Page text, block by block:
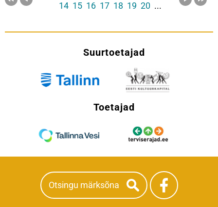
14 15 16 17 18 19 20...
Suurtoetajad
Toetajad